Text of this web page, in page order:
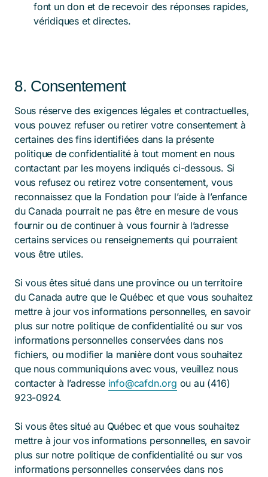
font un don et de recevoir des réponses rapides,
véridiques et directes.
8. Consentement
Sous réserve des exigences légales et contractuelles,
vous pouvez refuser ou retirer votre consentement à
certaines des fins identifiées dans la présente
politique de confidentialité à tout moment en nous
contactant par les moyens indiqués ci-dessous. Si
vous refusez ou retirez votre consentement, vous
reconnaissez que la Fondation pour l’aide à l’enfance
du Canada pourrait ne pas être en mesure de vous
fournir ou de continuer à vous fournir à l’adresse
certains services ou renseignements qui pourraient
vous être utiles.
Si vous êtes situé dans une province ou un territoire
du Canada autre que le Québec et que vous souhaitez
mettre à jour vos informations personnelles, en savoir
plus sur notre politique de confidentialité ou sur vos
informations personnelles conservées dans nos
fichiers, ou modifier la manière dont vous souhaitez
que nous communiquions avec vous, veuillez nous
contacter à l’adresse info@cafdn.org ou au (416)
923-0924.
Si vous êtes situé au Québec et que vous souhaitez
mettre à jour vos informations personnelles, en savoir
plus sur notre politique de confidentialité ou sur vos
informations personnelles conservées dans nos